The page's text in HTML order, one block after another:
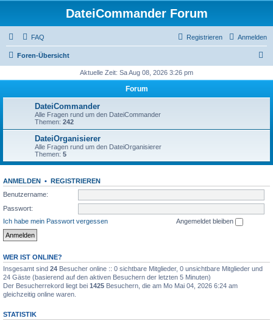
DateiCommander Forum
FAQ Anmelden
Registrieren
Foren-Übersicht
h
Aktuelle Zeit: Sa Aug 08, 2026 3:26 pm
Forum
DateiCommander
Alle Fragen rund um den DateiCommander
Themen: 242
DateiOrganisierer
Alle Fragen rund um den DateiOrganisierer
Themen: 5
ANMELDEN • REGISTRIEREN
Benutzername:
Passwort:
Ich habe mein Passwort vergessen
Angemeldet bleiben
WER IST ONLINE?
Insgesamt sind 24 Besucher online :: 0 sichtbare Mitglieder, 0 unsichtbare Mitglieder und
24 Gäste (basierend auf den aktiven Besuchern der letzten 5 Minuten)
Der Besucherrekord liegt bei 1425 Besuchern, die am Mo Mai 04, 2026 6:24 am
gleichzeitig online waren.
STATISTIK